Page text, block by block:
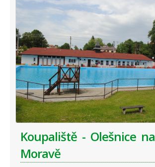
Koupaliště - Olešnice na
Moravě